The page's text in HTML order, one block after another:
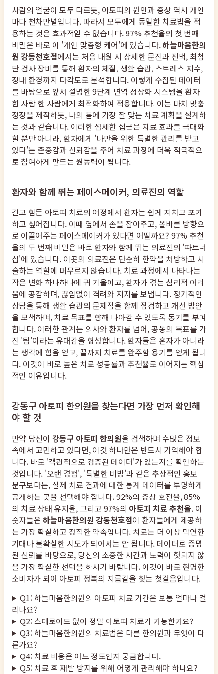
사람의 얼굴이 모두 다르듯, 아토피의 원인과 증상 역시 개인
마다 천차만별입니다. 따라서 모두에게 동일한 치료법을 적
용하는 것은 효과적일 수 없습니다. 97% 추천율의 첫 번째
비밀은 바로 이 '개인 맞춤형 케어'에 있습니다.하늘마음한의
원 강동천호점에서는 처음 내원 시 상세한 문진과 진맥, 최첨
단 검사 장비를 통해 환자의 체질, 생활 습관, 스트레스 지수,
장내 환경까지 다각도로 분석합니다. 이렇게 수집된 데이터
를 바탕으로 앞서 설명한 9단계 면역 정상화 시스템을 환자
한 사람 한 사람에게 최적화하여 적용합니다. 이는 마치 맞춤
정장을 제작하듯, 나의 몸에 가장 잘 맞는 치료 계획을 설계하
는 것과 같습니다. 이러한 섬세한 접근은 치료 효과를 극대화
할 뿐만 아니라, 환자에게 '나만을 위한 특별한 관리를 받고
있다'는 존중감과 신뢰감을 주어 치료 과정에 더욱 적극적으
로 참여하게 만드는 원동력이 됩니다.
환자와 함께 뛰는 페이스메이커, 의료진의 역할
길고 힘든 아토피 치료의 여정에서 환자는 쉽게 지치고 포기
하고 싶어집니다. 이때 옆에서 손을 잡아주고, 올바른 방향으
로 이끌어주는 페이스메이커가 있다면 어떨까요? 97% 추천
율의 두 번째 비밀은 바로 환자와 함께 뛰는 의료진의 '파트너
십'에 있습니다. 이곳의 의료진은 단순히 한약을 처방하고 시
술하는 역할에 머무르지 않습니다. 치료 과정에서 나타나는
작은 변화 하나하나에 귀 기울이고, 환자가 겪는 심리적 어려
움에 공감하며, 끊임없이 격려와 지지를 보냅니다. 정기적인
상담을 통해 생활 습관의 문제점을 함께 점검하고 개선 방안
을 모색하며, 치료 목표를 향해 나아갈 수 있도록 동기를 부여
합니다. 이러한 관계는 의사와 환자를 넘어, 공동의 목표를 가
진 '팀'이라는 유대감을 형성합니다. 환자들은 혼자가 아니라
는 생각에 힘을 얻고, 끝까지 치료를 완주할 용기를 얻게 됩니
다. 이것이 바로 높은 치료 성공률과 추천율로 이어지는 핵심
적인 이유입니다.
강동구 아토피 한의원을 찾는다면 가장 먼저 확인해
야 할 것
만약 당신이 강동구 아토피 한의원을 검색하며 수많은 정보
속에서 고민하고 있다면, 이것 하나만은 반드시 기억해야 합
니다. 바로 '객관적으로 검증된 데이터'가 있는지를 확인하는
것입니다. '오랜 경험', '특별한 비방'과 같은 추상적인 홍보
문구보다는, 실제 치료 결과에 대한 통계 데이터를 투명하게
공개하는 곳을 선택해야 합니다. 92%의 증상 호전율, 85%
의 치료 상태 유지율, 그리고 97%의 아토피 치료 추천율. 이
숫자들은 하늘마음한의원 강동천호점이 환자들에게 제공하
는 가장 확실하고 정직한 약속입니다. 치료는 더 이상 막연한
기대나 불확실한 시도가 되어서는 안 됩니다. 데이터로 증명
된 신뢰를 바탕으로, 당신의 소중한 시간과 노력이 헛되지 않
을 가장 확실한 선택을 하시기 바랍니다. 이것이 바로 현명한
소비자가 되어 아토피 정복의 지름길을 찾는 첫걸음입니다.
Q1: 하늘마음한의원의 아토피 치료 기간은 보통 얼마나 걸
리나요?
Q2: 스테로이드 없이 정말 아토피 치료가 가능한가요?
Q3: 하늘마음한의원의 치료법은 다른 한의원과 무엇이 다
른가요?
Q4: 치료 비용은 어느 정도인지 궁금합니다.
Q5: 치료 후 재발 방지를 위해 어떻게 관리해야 하나요?